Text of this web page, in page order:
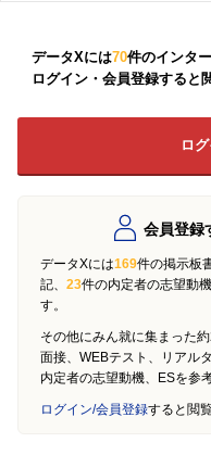
データXには70件のインタ
ログイン・会員登録すると
ロ
会員登録
データXには169件の掲示板
記、 23件の内定者の志望動機
す。
その他にみん就に集まった
面接、WEBテスト、リアル
内定者の志望動機、ESを参
ログイン/会員登録すると閲